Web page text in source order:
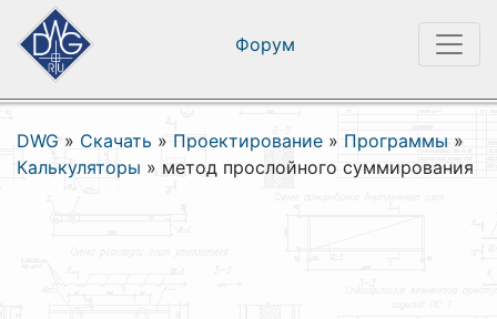
Форум
DWG » Скачать » Проектирование » Программы »
Калькуляторы » метод прослойного суммирования